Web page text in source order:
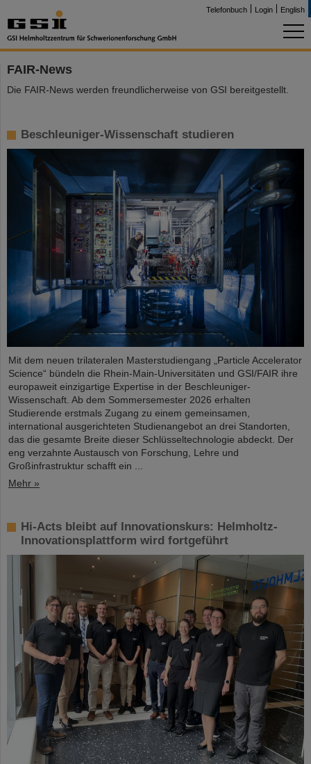
Telefonbuch Login English
FAIR-News
Die FAIR-News werden freundlicherweise von GSI bereitgestellt.
Beschleuniger-Wissenschaft studieren
Mit dem neuen trilateralen Masterstudiengang „Particle Accelerator
Science“ bündeln die Rhein-Main-Universitäten und GSI/FAIR ihre
europaweit einzigartige Expertise in der Beschleuniger-
Wissenschaft. Ab dem Sommersemester 2026 erhalten
Studierende erstmals Zugang zu einem gemeinsamen,
international ausgerichteten Studienangebot an drei Standorten,
das die gesamte Breite dieser Schlüsseltechnologie abdeckt. Der
eng verzahnte Austausch von Forschung, Lehre und
Großinfrastruktur schafft ein ...
Mehr »
Hi-Acts bleibt auf Innovationskurs: Helmholtz-
Innovationsplattform wird fortgeführt